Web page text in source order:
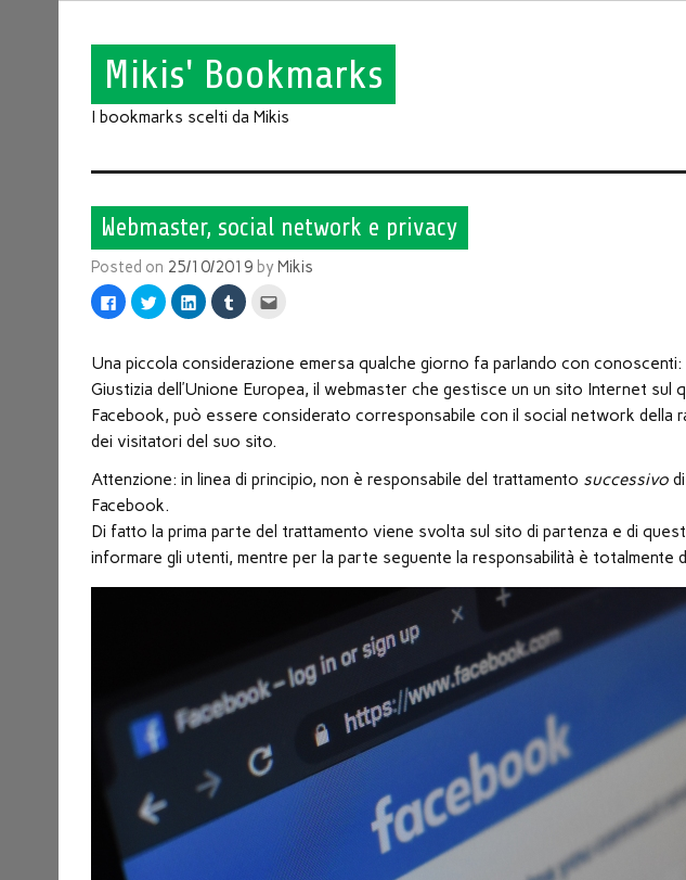
Mikis' Bookmarks
I bookmarks scelti da Mikis
Webmaster, social network e privacy
Posted on 25/10/2019 byMikis
Fai
clic
Facebook
(Si
apre
una
finestra)
Fai
clic
su
(Si
in
una
nuova
Fai
clic
su
(Si
in
nuova
Fai
clic
su
(Si
in
nuova
l'articolo
mail
ad
un
una
nuova
Una piccola considerazione emersa qualche giorno fa parlando con conoscenti:
Giustizia dell’Unione Europea, il webmaster che gestisce un un sito Internet sul
Facebook, può essere considerato corresponsabile con il social network della
dei visitatori del suo sito.
Attenzione: in linea di principio, non è responsabile del trattamento successivo
Facebook.
Di fatto la prima parte del trattamento viene svolta sul sito di partenza e di
informare gli utenti, mentre per la parte seguente la responsabilità è totalmente